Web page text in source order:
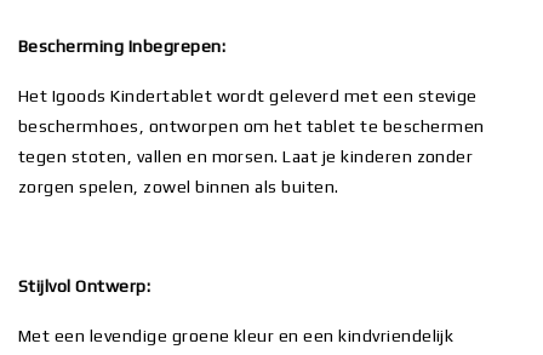
Bescherming Inbegrepen:
Het Igoods Kindertablet wordt geleverd met een stevige
beschermhoes, ontworpen om het tablet te beschermen
tegen stoten, vallen en morsen. Laat je kinderen zonder
zorgen spelen, zowel binnen als buiten.
Stijlvol Ontwerp:
Met een levendige groene kleur en een kindvriendelijk